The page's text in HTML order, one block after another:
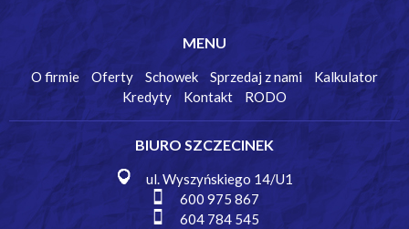
MENU
O firmie Oferty Schowek Sprzedaj z nami
Kalkulator
Kredyty
Kontakt RODO
BIURO SZCZECINEK
ul. Wyszyńskiego 14/U1
600 975 867
604 784 545